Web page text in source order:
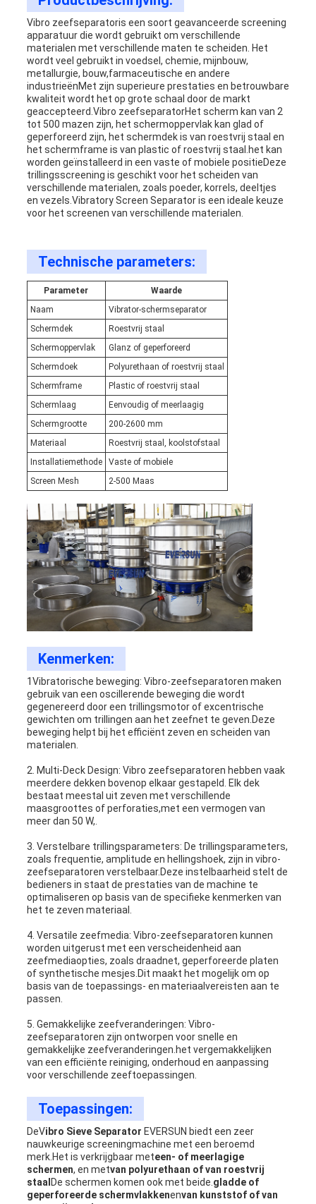
Vibro zeefseparatoris een soort geavanceerde screening
apparatuur die wordt gebruikt om verschillende
materialen met verschillende maten te scheiden. Het
wordt veel gebruikt in voedsel, chemie, mijnbouw,
metallurgie, bouw,farmaceutische en andere
industrieënMet zijn superieure prestaties en betrouwbare
kwaliteit wordt het op grote schaal door de markt
geaccepteerd.Vibro zeefseparatorHet scherm kan van 2
tot 500 mazen zijn, het schermoppervlak kan glad of
geperforeerd zijn, het schermdek is van roestvrij staal en
het schermframe is van plastic of roestvrij staal.het kan
worden geïnstalleerd in een vaste of mobiele positieDeze
trillingsscreening is geschikt voor het scheiden van
verschillende materialen, zoals poeder, korrels, deeltjes
en vezels.Vibratory Screen Separator is een ideale keuze
voor het screenen van verschillende materialen.
Technische parameters:
Parameter
Waarde
Naam
Vibrator-schermseparator
Schermdek
Roestvrij staal
Schermoppervlak
Glanz of geperforeerd
Schermdoek
Polyurethaan of roestvrij staal
Schermframe
Plastic of roestvrij staal
Schermlaag
Eenvoudig of meerlaagig
Schermgrootte
200-2600 mm
Materiaal
Roestvrij staal, koolstofstaal
Installatiemethode
Vaste of mobiele
Screen Mesh
2-500 Maas
Kenmerken:
1Vibratorische beweging: Vibro-zeefseparatoren maken
gebruik van een oscillerende beweging die wordt
gegenereerd door een trillingsmotor of excentrische
gewichten om trillingen aan het zeefnet te geven.Deze
beweging helpt bij het efficiënt zeven en scheiden van
materialen.
2. Multi-Deck Design: Vibro zeefseparatoren hebben vaak
meerdere dekken bovenop elkaar gestapeld. Elk dek
bestaat meestal uit zeven met verschillende
maasgroottes of perforaties,met een vermogen van
meer dan 50 W,.
3. Verstelbare trillingsparameters: De trillingsparameters,
zoals frequentie, amplitude en hellingshoek, zijn in vibro-
zeefseparatoren verstelbaar.Deze instelbaarheid stelt de
bedieners in staat de prestaties van de machine te
optimaliseren op basis van de specifieke kenmerken van
het te zeven materiaal.
4. Versatile zeefmedia: Vibro-zeefseparatoren kunnen
worden uitgerust met een verscheidenheid aan
zeefmediaopties, zoals draadnet, geperforeerde platen
of synthetische mesjes.Dit maakt het mogelijk om op
basis van de toepassings- en materiaalvereisten aan te
passen.
5. Gemakkelijke zeefveranderingen: Vibro-
zeefseparatoren zijn ontworpen voor snelle en
gemakkelijke zeefveranderingen.het vergemakkelijken
van een efficiënte reiniging, onderhoud en aanpassing
voor verschillende zeeftoepassingen.
Toepassingen:
DeVibro Sieve Separator EVERSUN biedt een zeer
nauwkeurige screeningmachine met een beroemd
merk.Het is verkrijgbaar meteen- of meerlagige
schermen, en metvan polyurethaan of van roestvrij
staal De schermen komen ook met beide. gladde of
geperforeerde schermvlakkenenvan kunststof of van